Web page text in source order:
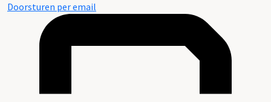
Doorsturen per email